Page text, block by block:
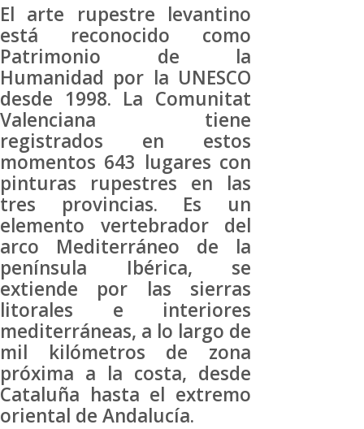
El arte rupestre levantino
está reconocido como
Patrimonio de la
Humanidad por la UNESCO
desde 1998. La Comunitat
Valenciana tiene
registrados en estos
momentos 643 lugares con
pinturas rupestres en las
tres provincias. Es un
elemento vertebrador del
arco Mediterráneo de la
península Ibérica, se
extiende por las sierras
litorales e interiores
mediterráneas, a lo largo de
mil kilómetros de zona
próxima a la costa, desde
Cataluña hasta el extremo
oriental de Andalucía.